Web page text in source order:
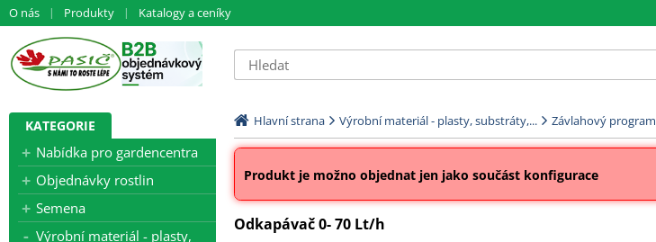
O nás Produkty Katalogy a ceníky
KATEGORIE
Nabídka pro gardencentra
Objednávky rostlin
Semena
Výrobní materiál - plasty,
Hlavní strana Výrobní materiál - plasty, substráty,... Závlahový program
Produkt je možno objednat jen jako součást konfigurace
Odkapávač 0- 70 Lt/h